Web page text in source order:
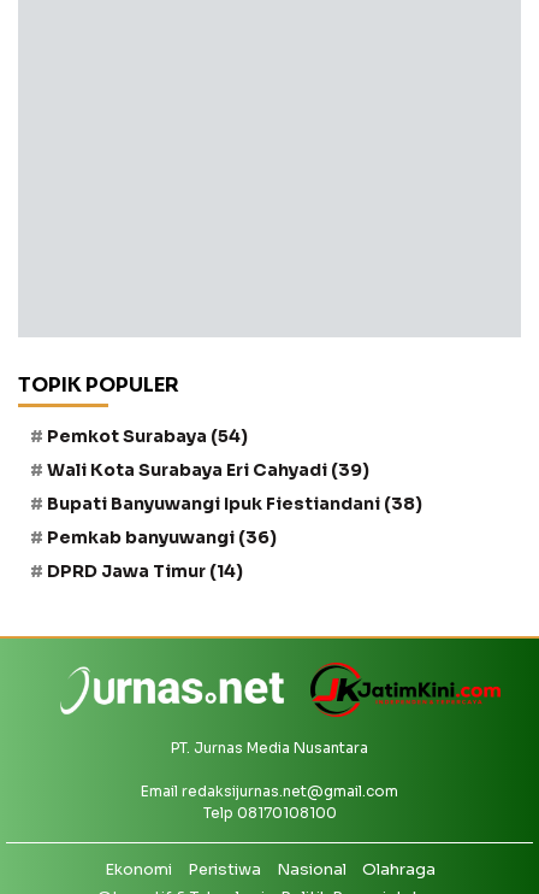
TOPIK POPULER
Pemkot Surabaya (54)
Wali Kota Surabaya Eri Cahyadi (39)
Bupati Banyuwangi Ipuk Fiestiandani (38)
Pemkab banyuwangi (36)
DPRD Jawa Timur (14)
PT. Jurnas Media Nusantara
Email redaksijurnas.net@gmail.com
Telp 08170108100
Ekonomi Peristiwa Nasional
Olahraga